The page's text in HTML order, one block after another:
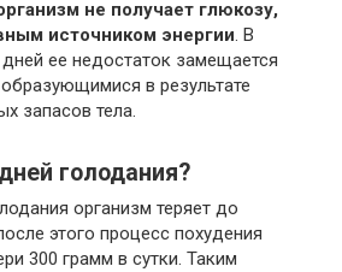
не получает глюкозу,
источником энергии. В
дней ее недостаток замещается
в результате
запасов тела.
голодания?
организм теряет до
этого процесс похудения
300 грамм в сутки. Таким